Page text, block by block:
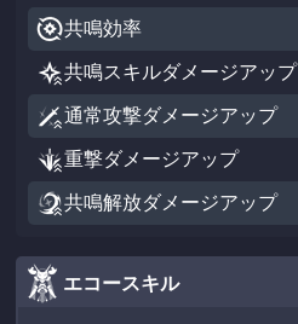
共鳴効率
共鳴スキルダメージアップ
通常攻撃ダメージアップ
重撃ダメージアップ
共鳴解放ダメージアップ
エコースキル